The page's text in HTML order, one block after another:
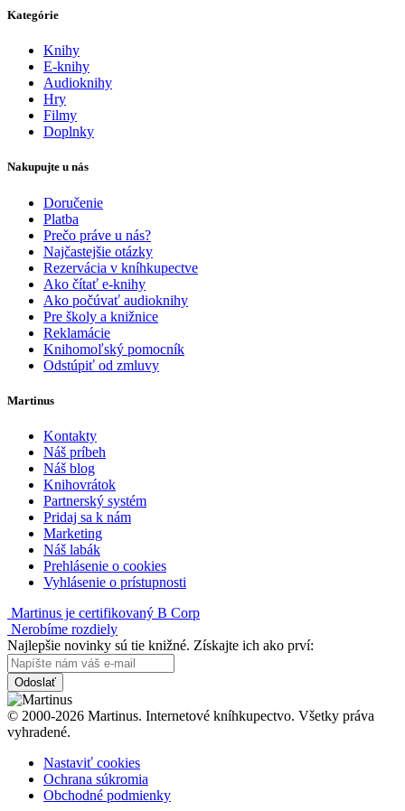
Kategórie
Knihy
E-knihy
Audioknihy
Hry
Filmy
Doplnky
Nakupujte u nás
Doručenie
Platba
Prečo práve u nás?
Najčastejšie otázky
Rezervácia v kníhkupectve
Ako čítať e-knihy
Ako počúvať audioknihy
Pre školy a knižnice
Reklamácie
Knihomoľský pomocník
Odstúpiť od zmluvy
Martinus
Kontakty
Náš príbeh
Náš blog
Knihovrátok
Partnerský systém
Pridaj sa k nám
Marketing
Náš labák
Prehlásenie o cookies
Vyhlásenie o prístupnosti
Martinus je certifikovaný B Corp
Nerobíme rozdiely
Najlepšie novinky sú tie knižné. Získajte ich ako prví:
Odoslať
© 2000-2026 Martinus. Internetové kníhkupectvo. Všetky práva
vyhradené.
Nastaviť cookies
Ochrana súkromia
Obchodné podmienky